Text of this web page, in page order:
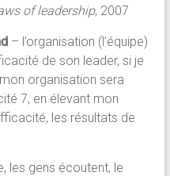
of leadership, 2007
– l’organisation (l’équipe)
de son leader, si je
organisation sera
7, en élevant mon
les résultats de
les gens écoutent, le